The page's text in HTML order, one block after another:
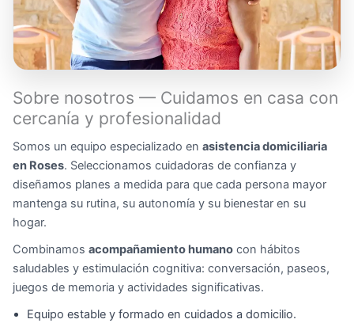
Sobre nosotros — Cuidamos en casa con
cercanía y profesionalidad
Somos un equipo especializado en asistencia domiciliaria
en Roses. Seleccionamos cuidadoras de confianza y
diseñamos planes a medida para que cada persona mayor
mantenga su rutina, su autonomía y su bienestar en su
hogar.
Combinamos acompañamiento humano con hábitos
saludables y estimulación cognitiva: conversación, paseos,
juegos de memoria y actividades significativas.
Equipo estable y formado en cuidados a domicilio.